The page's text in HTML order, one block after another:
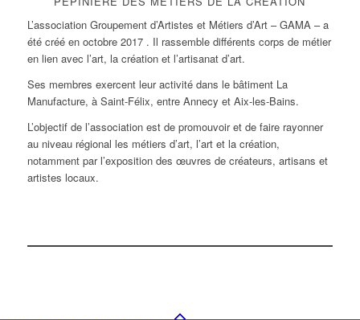
L’association Groupement d’Artistes et Métiers d’Art – GAMA – a
été créé en octobre 2017 . Il rassemble différents corps de métier
en lien avec l’art, la création et l’artisanat d’art.
Ses membres exercent leur activité dans le bâtiment La
Manufacture, à Saint-Félix, entre Annecy et Aix-les-Bains.
L’objectif de l’association est de promouvoir et de faire rayonner
au niveau régional les métiers d’art, l’art et la création,
notamment par l’exposition des œuvres de créateurs, artisans et
artistes locaux.